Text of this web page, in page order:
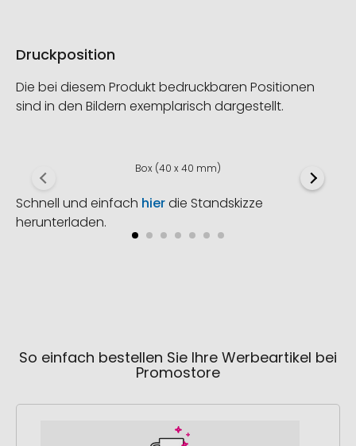
Druckposition
Die bei diesem Produkt bedruckbaren Positionen
sind in den Bildern exemplarisch dargestellt.
Box (40 x 40 mm)
Schnell und einfach hierdie Standskizze
herunterladen.
So einfach bestellen Sie Ihre Werbeartikel bei
Promostore